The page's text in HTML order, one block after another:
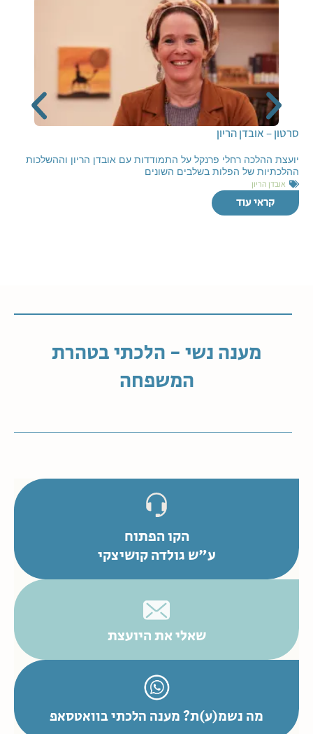
סרטון – אובדן הריון
יועצת ההלכה רחלי פרנקל על התמודדות עם אובדן הריון וההשלכות
ההלכתיות של הפלות בשלבים השונים
אובדן הריון
קראי עוד
מענה נשי - הלכתי בטהרת
המשפחה
הקו הפתוח
ע"ש גולדה קושיצקי
שאלי את היועצת
מה נשמ(ע)ת? מענה הלכתי בוואטסאפ